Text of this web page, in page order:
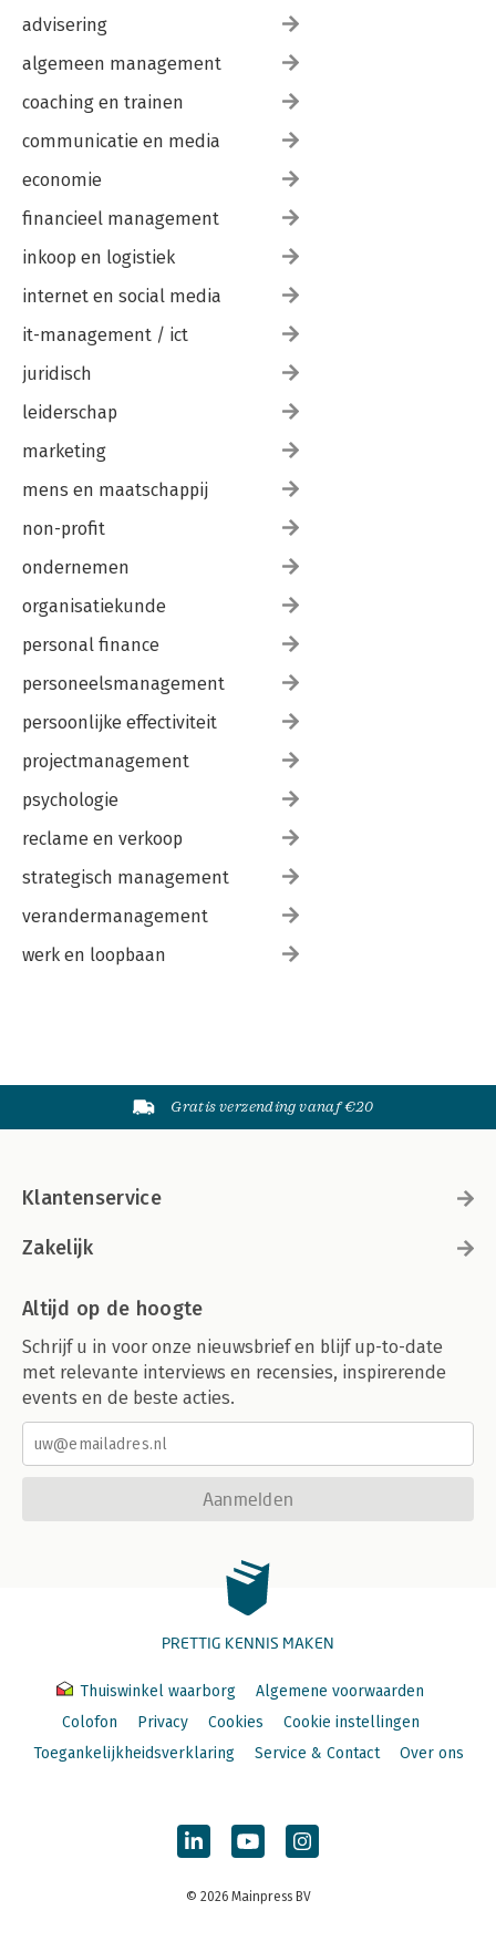
advisering
algemeen management
coaching en trainen
communicatie en media
economie
financieel management
inkoop en logistiek
internet en social media
it-management / ict
juridisch
leiderschap
marketing
mens en maatschappij
non-profit
ondernemen
organisatiekunde
personal finance
personeelsmanagement
persoonlijke effectiviteit
projectmanagement
psychologie
reclame en verkoop
strategisch management
verandermanagement
werk en loopbaan
Gratis verzending vanaf €20
Klantenservice
Zakelijk
Altijd op de hoogte
Schrijf u in voor onze nieuwsbrief en blijf up-to-date
met relevante interviews en recensies, inspirerende
events en de beste acties.
Aanmelden
PRETTIG KENNIS MAKEN
Thuiswinkel waarborg
Algemene voorwaarden
Colofon
Privacy Cookies
Cookie instellingen
Toegankelijkheidsverklaring
Service & Contact Over ons
© 2026 Mainpress BV